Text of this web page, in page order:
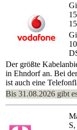
Der größte
in Ehndorf an. Bei
ist auch eine
Bis 31.08.2026 gibt